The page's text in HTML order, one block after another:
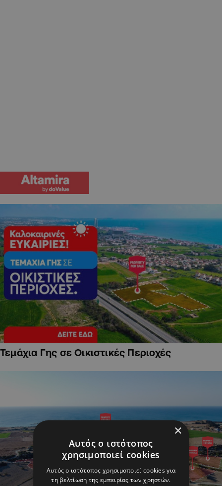
Τεμάχια Γης σε Οικιστικές Περιοχές
×
Αυτός ο ιστότοπος
χρησιμοποιεί cookies
Αυτός ο ιστότοπος χρησιμοποιεί cookies για
τη βελτίωση της εμπειρίας των χρηστών.